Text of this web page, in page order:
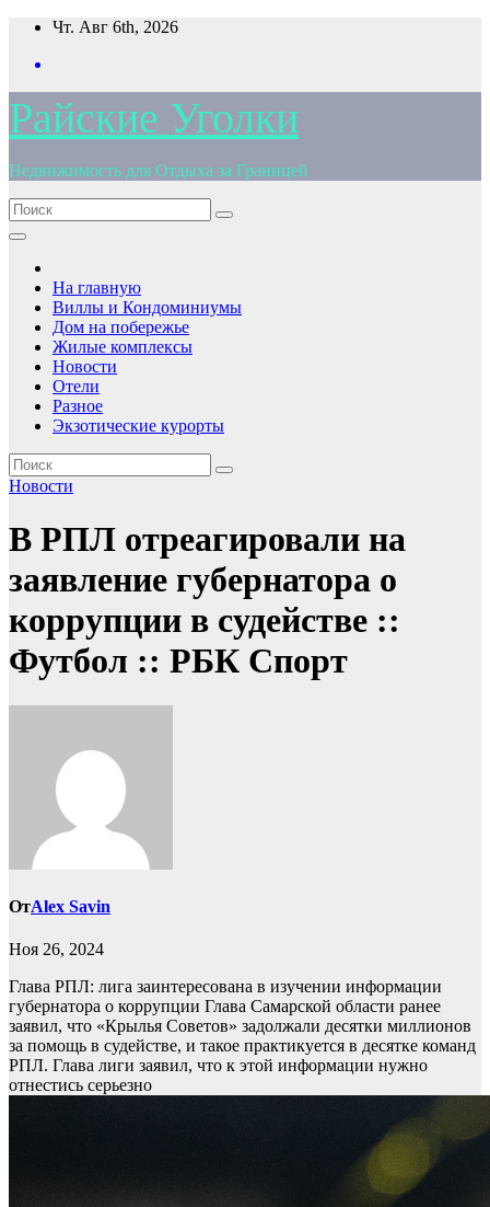
Перейти
содержимому
Чт. Авг 6th, 2026
Райские Уголки
Недвижимость для Отдыха за Границей
На главную
Виллы и Кондоминиумы
Дом на побережье
Жилые комплексы
Новости
Отели
Разное
Экзотические курорты
Новости
В РПЛ отреагировали на
заявление губернатора о
коррупции в судействе ::
Футбол :: РБК Спорт
ОтAlex Savin
Ноя 26, 2024
Глава РПЛ: лига заинтересована в изучении информации
губернатора о коррупции Глава Самарской области ранее
заявил, что «Крылья Советов» задолжали десятки миллионов
за помощь в судействе, и такое практикуется в десятке команд
РПЛ. Глава лиги заявил, что к этой информации нужно
отнестись серьезно